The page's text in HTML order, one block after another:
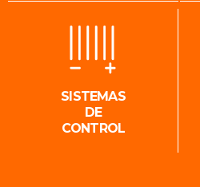
SISTEMAS
DE
CONTROL